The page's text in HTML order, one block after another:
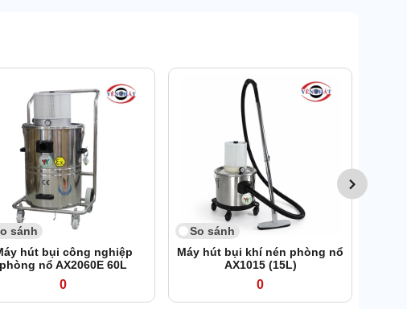
sánh
hút bụi công nghiệp
phòng nổ AX2060E 60L
0
So sánh
Máy hút bụi khí nén phòng nổ
AX1015 (15L)
0